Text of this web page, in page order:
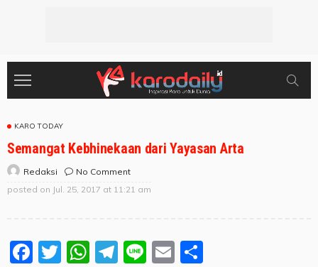
KARO TODAY
Semangat Kebhinekaan dari Yayasan Arta
Redaksi
No Comment
posted on Jul. 25, 2017 at 11:21 am
Facebook
Twitter
WhatsApp
Telegram
LineEmail